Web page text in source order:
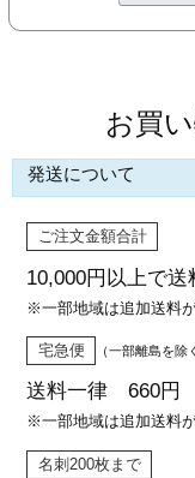
お買
発送について
ご注文金額合計
10,000円以上で送
※一部地域は追加送料が
宅急便 （一部離島を除
送料一律 660円
※一部地域は追加送料が
名刺200枚まで